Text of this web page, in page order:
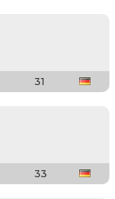
31
33